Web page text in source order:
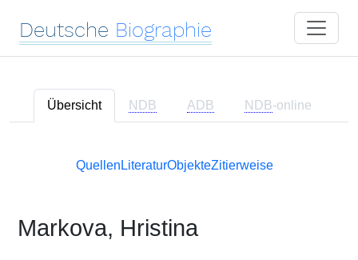
Deutsche Biographie
Übersicht NDB ADB NDB-online
Quellen LiteraturObjekteZitierweise
Markova, Hristina